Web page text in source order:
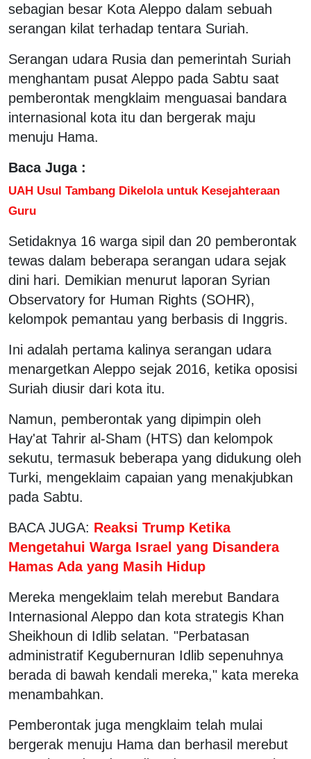
sebagian besar Kota Aleppo dalam sebuah
serangan kilat terhadap tentara Suriah.
Serangan udara Rusia dan pemerintah Suriah
menghantam pusat Aleppo pada Sabtu saat
pemberontak mengklaim menguasai bandara
internasional kota itu dan bergerak maju
menuju Hama.
Baca Juga :
UAH Usul Tambang Dikelola untuk Kesejahteraan
Guru
Setidaknya 16 warga sipil dan 20 pemberontak
tewas dalam beberapa serangan udara sejak
dini hari. Demikian menurut laporan Syrian
Observatory for Human Rights (SOHR),
kelompok pemantau yang berbasis di Inggris.
Ini adalah pertama kalinya serangan udara
menargetkan Aleppo sejak 2016, ketika oposisi
Suriah diusir dari kota itu.
Namun, pemberontak yang dipimpin oleh
Hay'at Tahrir al-Sham (HTS) dan kelompok
sekutu, termasuk beberapa yang didukung oleh
Turki, mengeklaim capaian yang menakjubkan
pada Sabtu.
BACA JUGA: Reaksi Trump Ketika
Mengetahui Warga Israel yang Disandera
Hamas Ada yang Masih Hidup
Mereka mengeklaim telah merebut Bandara
Internasional Aleppo dan kota strategis Khan
Sheikhoun di Idlib selatan. "Perbatasan
administratif Kegubernuran Idlib sepenuhnya
berada di bawah kendali mereka," kata mereka
menambahkan.
Pemberontak juga mengklaim telah mulai
bergerak menuju Hama dan berhasil merebut